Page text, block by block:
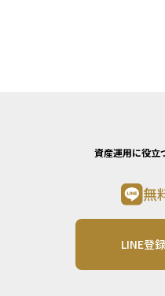
資産運用に役立
無
LINE登